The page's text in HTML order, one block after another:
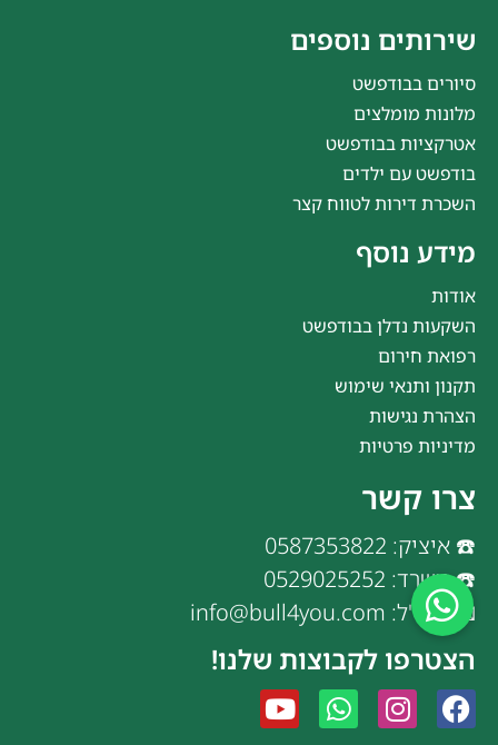
שירותים נוספים
סיורים בבודפשט
מלונות מומלצים
אטרקציות בבודפשט
בודפשט עם ילדים
השכרת דירות לטווח קצר
מידע נוסף
אודות
השקעות נדלן בבודפשט
רפואת חירום
תקנון ותנאי שימוש
הצהרת נגישות
מדיניות פרטיות
צרו קשר
☎️ איציק: 0587353822
☎️ משרד: 0529025252
📧 דוא"ל: info@bull4you.com
הצטרפו לקבוצות שלנו!